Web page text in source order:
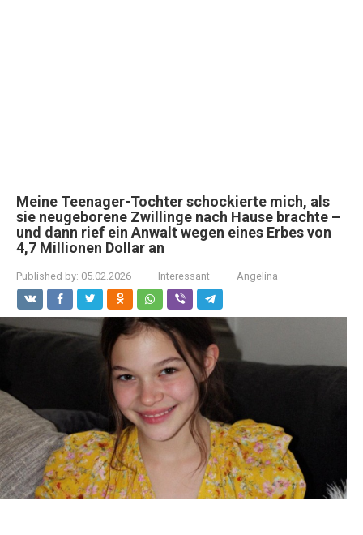
Meine Teenager-Tochter schockierte mich, als
sie neugeborene Zwillinge nach Hause brachte –
und dann rief ein Anwalt wegen eines Erbes von
4,7 Millionen Dollar an
Published by: 05.02.2026 Interessant Angelina